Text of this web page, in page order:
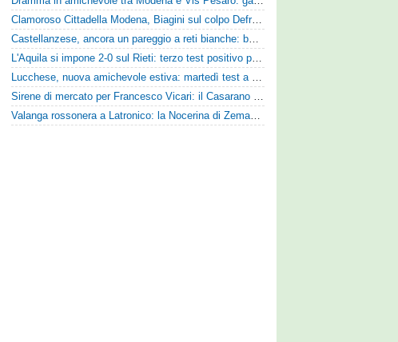
Clamoroso Cittadella Modena, Biagini sul colpo Defrel: «Per noi rappresenta un sogno, a volte si realizzano»
Castellanzese, ancora un pareggio a reti bianche: buone risposte per Bolzoni col Club Milano
L'Aquila si impone 2-0 sul Rieti: terzo test positivo per la squadra di Andreucci
Lucchese, nuova amichevole estiva: martedì test a Montepulciano contro il Taranto
Sirene di mercato per Francesco Vicari: il Casarano piomba sul difensore del Bari
Valanga rossonera a Latronico: la Nocerina di Zeman ne fa 9 all'Atletico Agromonte